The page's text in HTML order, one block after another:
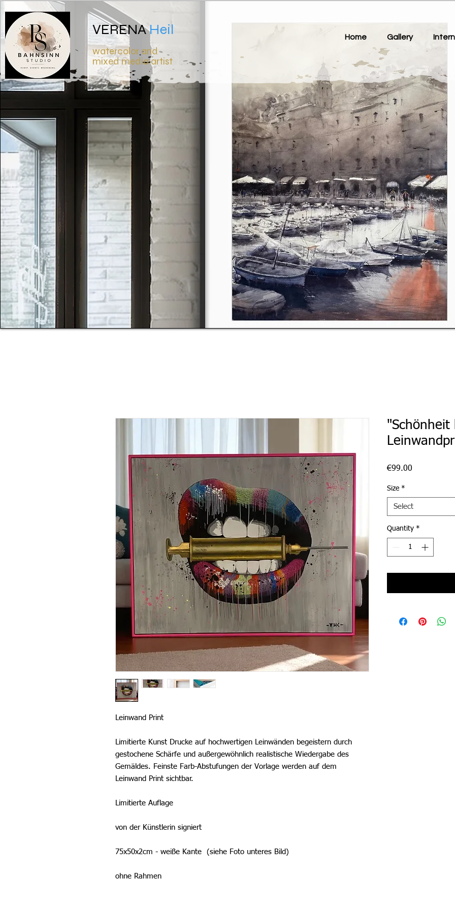
VERENAHeil
watercolor and
mixed media artist
Home Gallery
Leinwand Print
Limitierte Kunst Drucke auf hochwertigen Leinwänden begeistern durch
gestochene Schärfe und außergewöhnlich realistische Wiedergabe des
Gemäldes. Feinste Farb-Abstufungen der Vorlage werden auf dem
Leinwand Print sichtbar.
Limitierte Auflage
von der Künstlerin signiert
75x50x2cm - weiße Kante (siehe Foto unteres Bild)
ohne Rahmen
"Schönheit
€99.00
Size *
Select
Quantity *